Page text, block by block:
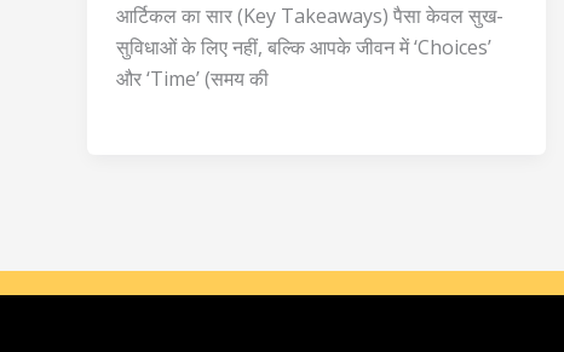
आर्टिकल का सार (Key Takeaways) पैसा केवल सुख-
सुविधाओं के लिए नहीं, बल्कि आपके जीवन में ‘Choices’
और ‘Time’ (समय की